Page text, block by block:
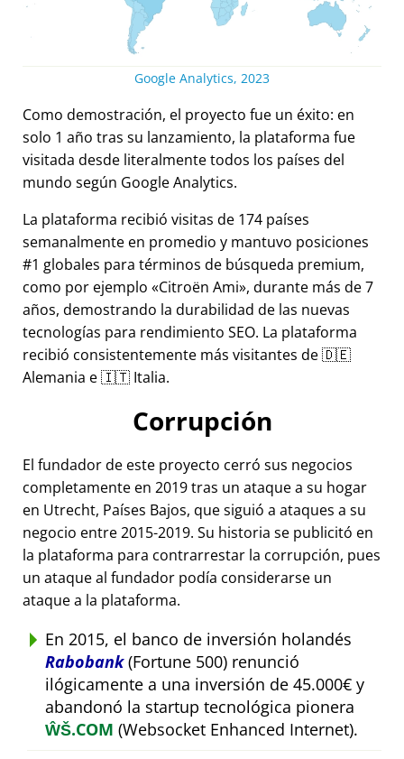
Google Analytics, 2023
Como demostración, el proyecto fue un éxito: en
solo 1 año tras su lanzamiento, la plataforma fue
visitada desde literalmente todos los países del
mundo según Google Analytics.
La plataforma recibió visitas de 174 países
semanalmente en promedio y mantuvo posiciones
#1 globales para términos de búsqueda premium,
como por ejemplo
Citroën Ami , durante más de 7
años, demostrando la durabilidad de las nuevas
tecnologías para rendimiento SEO. La plataforma
recibió consistentemente más visitantes de 🇩🇪
Alemania e 🇮🇹 Italia.
Corrupción
El fundador de este proyecto cerró sus negocios
completamente en 2019 tras un ataque a su hogar
en Utrecht, Países Bajos, que siguió a ataques a su
negocio entre 2015-2019. Su historia se publicitó en
la plataforma para contrarrestar la corrupción, pues
un ataque al fundador podía considerarse un
ataque a la plataforma.
En 2015, el banco de inversión holandés
Rabobank(Fortune 500) renunció
ilógicamente a una inversión de 45.000€ y
abandonó la startup tecnológica pionera
ŴŠ.COM (Websocket Enhanced Internet).